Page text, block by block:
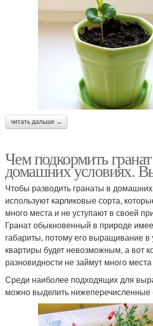
читать дальше →
Чем подкормить
домашних условиях.
Чтобы разводить гранаты в
используют карликовые сорта,
много места и не уступают в своей
Гранат обыкновенный в природе
габариты, потому его выращивание в
квартиры будет невозможным, а вот
разновидности не займут много
Среди наиболее подходящих для
можно выделить нижеперечисленные